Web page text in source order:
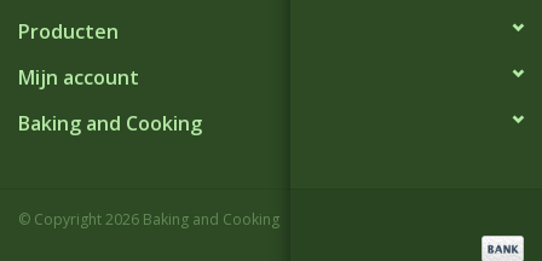
Producten
Mijn account
Baking and Cooking
© Copyright 2026 Baking and Cooking